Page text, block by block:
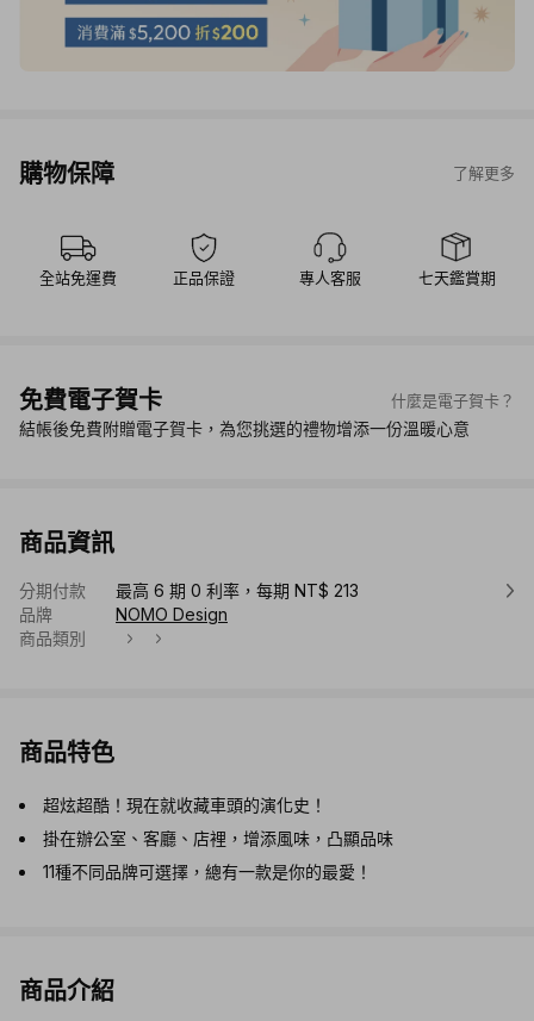
購物保障 了解更多
全站免運費 正品保證 專人客服 七天鑑賞期
免費電子賀卡 什麼是電子賀卡？
結帳後免費附贈電子賀卡，為您挑選的禮物增添一份溫暖心意
商品資訊
分期付款
最高 6 期 0 利率，每期 NT$ 213
品牌
NOMO Design
商品類別
商品特色
超炫超酷！現在就收藏車頭的演化史！
掛在辦公室、客廳、店裡，增添風味，凸顯品味
11種不同品牌可選擇，總有一款是你的最愛！
商品介紹